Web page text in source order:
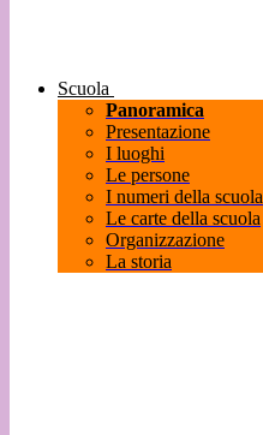
Scuola
Panoramica
Presentazione
I luoghi
Le persone
I numeri della scuola
Le carte della scuola
Organizzazione
La storia